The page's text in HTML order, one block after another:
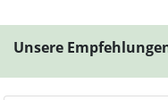
Unsere